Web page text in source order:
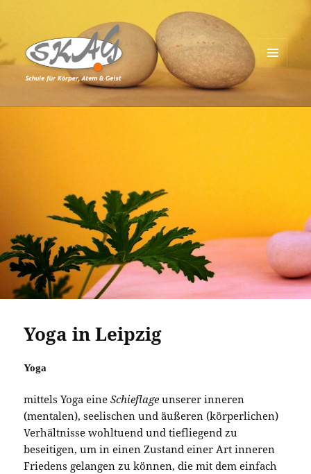
Schule für Körper, Atem & Geist
Yoga in Leipzig
Yoga
mittels Yoga eineSchieflage unserer inneren
(mentalen), seelischen und äußeren (körperlichen)
Verhältnisse wohltuend und tiefliegend zu
beseitigen, um in einen Zustand einer Art inneren
Friedens gelangen zu können, die mit dem einfach